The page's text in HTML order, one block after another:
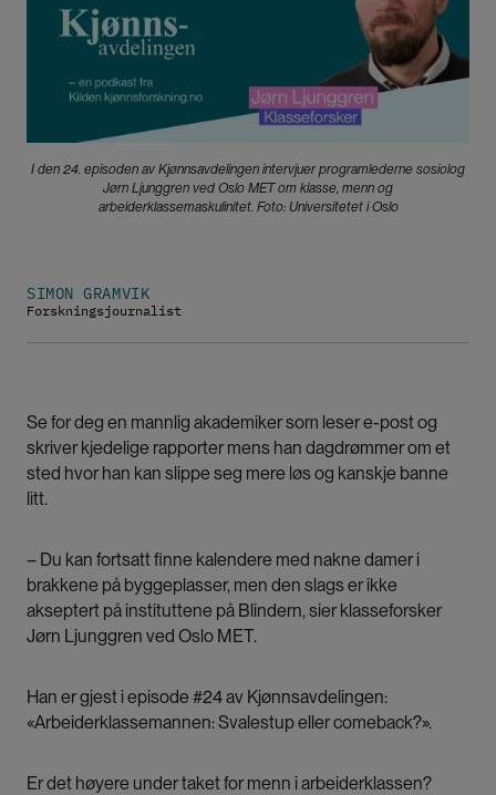
I den 24. episoden av Kjønnsavdelingen intervjuer programlederne sosiolog
Jørn Ljunggren ved Oslo MET om klasse, menn og
arbeiderklassemaskulinitet. Foto: Universitetet i Oslo
SIMON GRAMVIK
Forskningsjournalist
Se for deg en mannlig akademiker som leser e-post og
skriver kjedelige rapporter mens han dagdrømmer om et
sted hvor han kan slippe seg mere løs og kanskje banne
litt.
– Du kan fortsatt finne kalendere med nakne damer i
brakkene på byggeplasser, men den slags er ikke
akseptert på instituttene på Blindern, sier klasseforsker
Jørn Ljunggren ved Oslo MET.
Han er gjest i episode #24 av Kjønnsavdelingen:
«Arbeiderklassemannen: Svalestup eller comeback?».
Er det høyere under taket for menn i arbeiderklassen?